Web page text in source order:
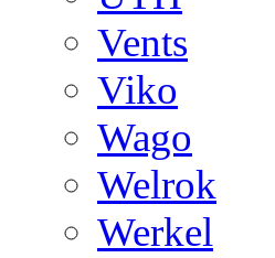
Vents
Viko
Wago
Welrok
Werkel